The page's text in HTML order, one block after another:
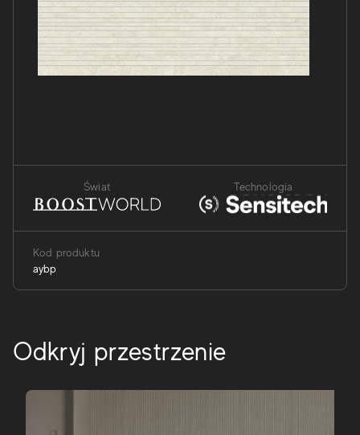
Świat Technologia
Kod produktu
aybp
Odkryj przestrzenie